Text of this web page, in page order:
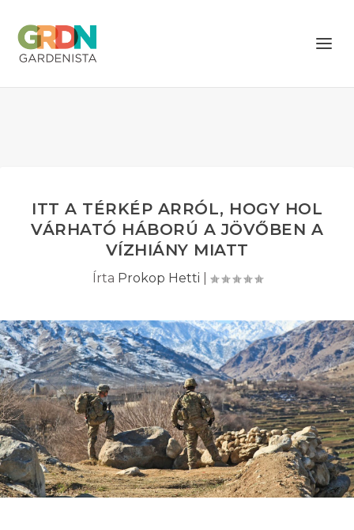
ITT A TÉRKÉP ARRÓL, HOGY HOL
VÁRHATÓ HÁBORÚ A JÖVŐBEN A
VÍZHIÁNY MIATT
Írta Prokop Hetti